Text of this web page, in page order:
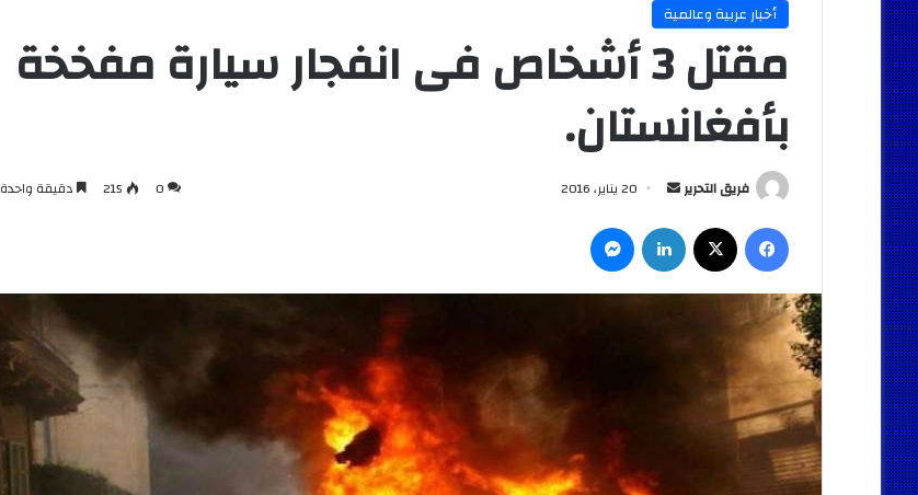
أخبار عربية وعالمية
مقتل 3 أشخاص فى انفجار سيارة مفخخة
بأفغانستان.
فريق التحرير
أرسل
إلكترونيا
20 يناير، 2016 0
215 دقيقة واحدة
فيسبوك لينكدإن